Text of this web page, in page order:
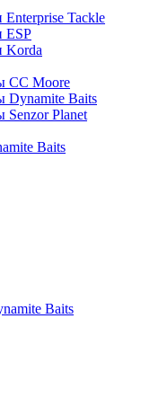
Tackle
ESP
Korda
CC Moore
Dynamite Baits
Planet
Baits
Baits